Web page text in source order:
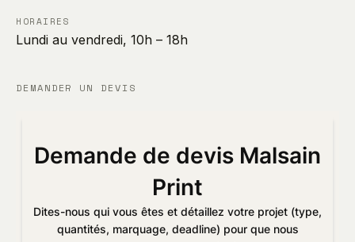
HORAIRES
Lundi au vendredi, 10h – 18h
DEMANDER UN DEVIS